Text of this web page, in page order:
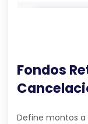
Fondos
Define montos